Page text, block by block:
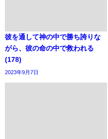
彼を通して神の中で勝ち誇りな
がら、彼の命の中で救われる
(178)
2023年9月7日